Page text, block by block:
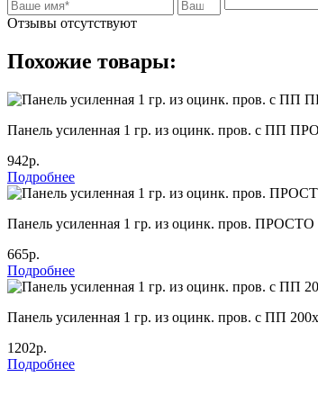
Отзывы отсутствуют
Похожие товары:
Панель усиленная 1 гр. из оцинк. пров. с ПП
942р.
Подробнее
Панель усиленная 1 гр. из оцинк. пров.
665р.
Подробнее
Панель усиленная 1 гр. из оцинк. пров. с ПП
1202р.
Подробнее